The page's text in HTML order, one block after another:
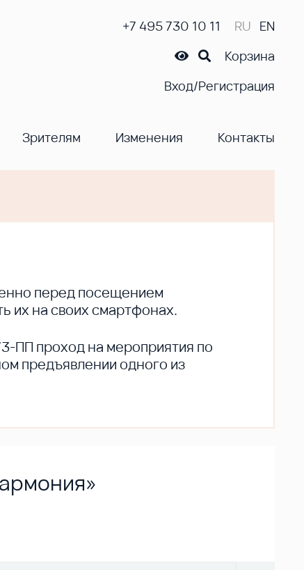
+7 495 730 10 11 RU EN
Корзина
Вход/Регистрация
Зрителям Изменения Контакты
перед посещением
их на своих смартфонах.
ПП проход на мероприятия по
предъявлении одного из